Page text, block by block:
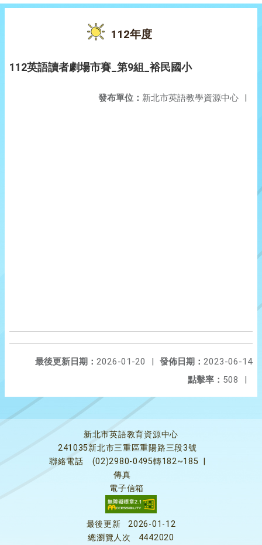
112年度
112英語讀者劇場市賽_第9組_裕民國小
發布單位： 新北市英語教學資源中心 |
發佈日期： 2023-06-14
最後更新日期： 2026-01-20
|
點擊率： 508 |
新北市英語教育資源中心
241035新北市三重區重陽路三段3號
聯絡電話
(02)2980-0495轉182~185
傳真
電子信箱
最後更新
2026-01-12
總瀏覽人次
4442020